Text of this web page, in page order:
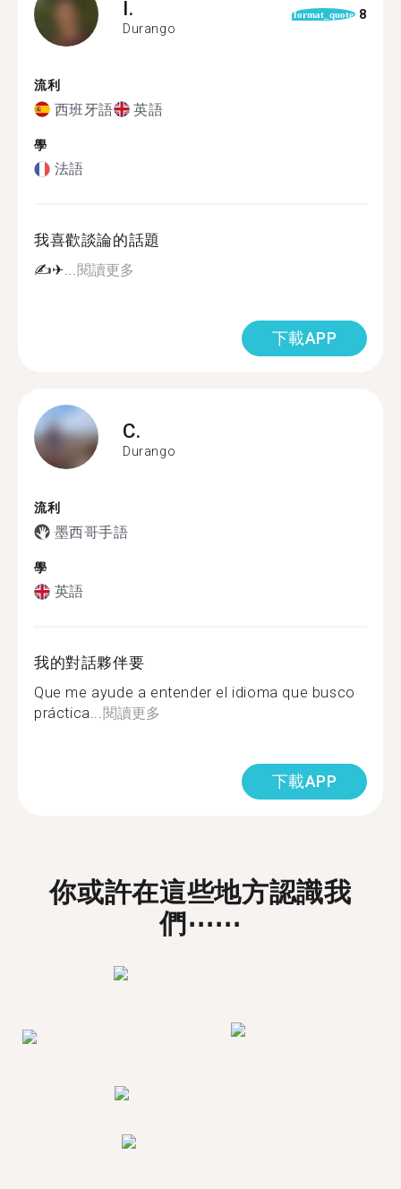
I.
Durango
format_quote 8
流利
西班牙語 英語
學
法語
我喜歡談論的話題
✍️️✈...閱讀更多
下載APP
C.
Durango
流利
墨西哥手語
學
英語
我的對話夥伴要
Que me ayude a entender el idioma que busco
práctica...閱讀更多
下載APP
你或許在這些地方認識我
們⋯⋯